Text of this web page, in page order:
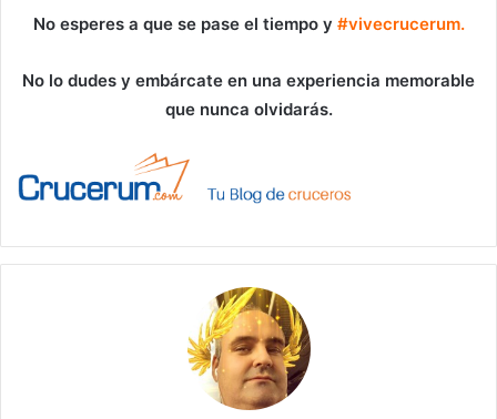
No esperes a que se pase el tiempo y #vivecrucerum.
No lo dudes y embárcate en una experiencia memorable
que nunca olvidarás.